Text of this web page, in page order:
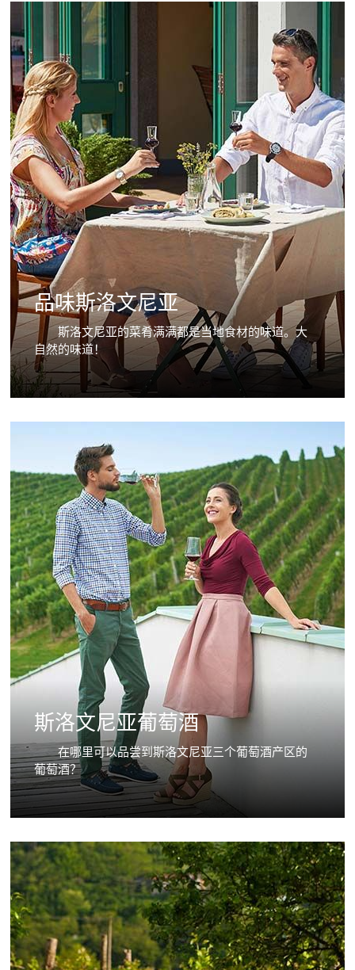
品味斯洛文尼亚
斯洛文尼亚的菜肴满满都是当地食材的味道。大
自然的味道！
斯洛文尼亚葡萄酒
在哪里可以品尝到斯洛文尼亚三个葡萄酒产区的
葡萄酒？